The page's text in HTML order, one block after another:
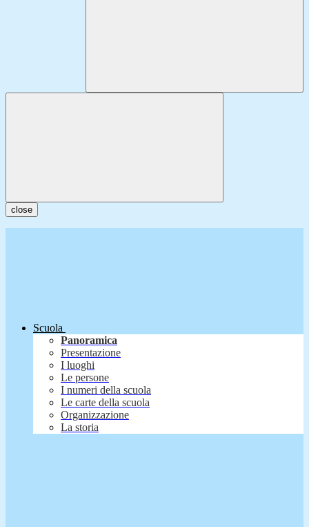
close
Scuola
Panoramica
Presentazione
I luoghi
Le persone
I numeri della scuola
Le carte della scuola
Organizzazione
La storia